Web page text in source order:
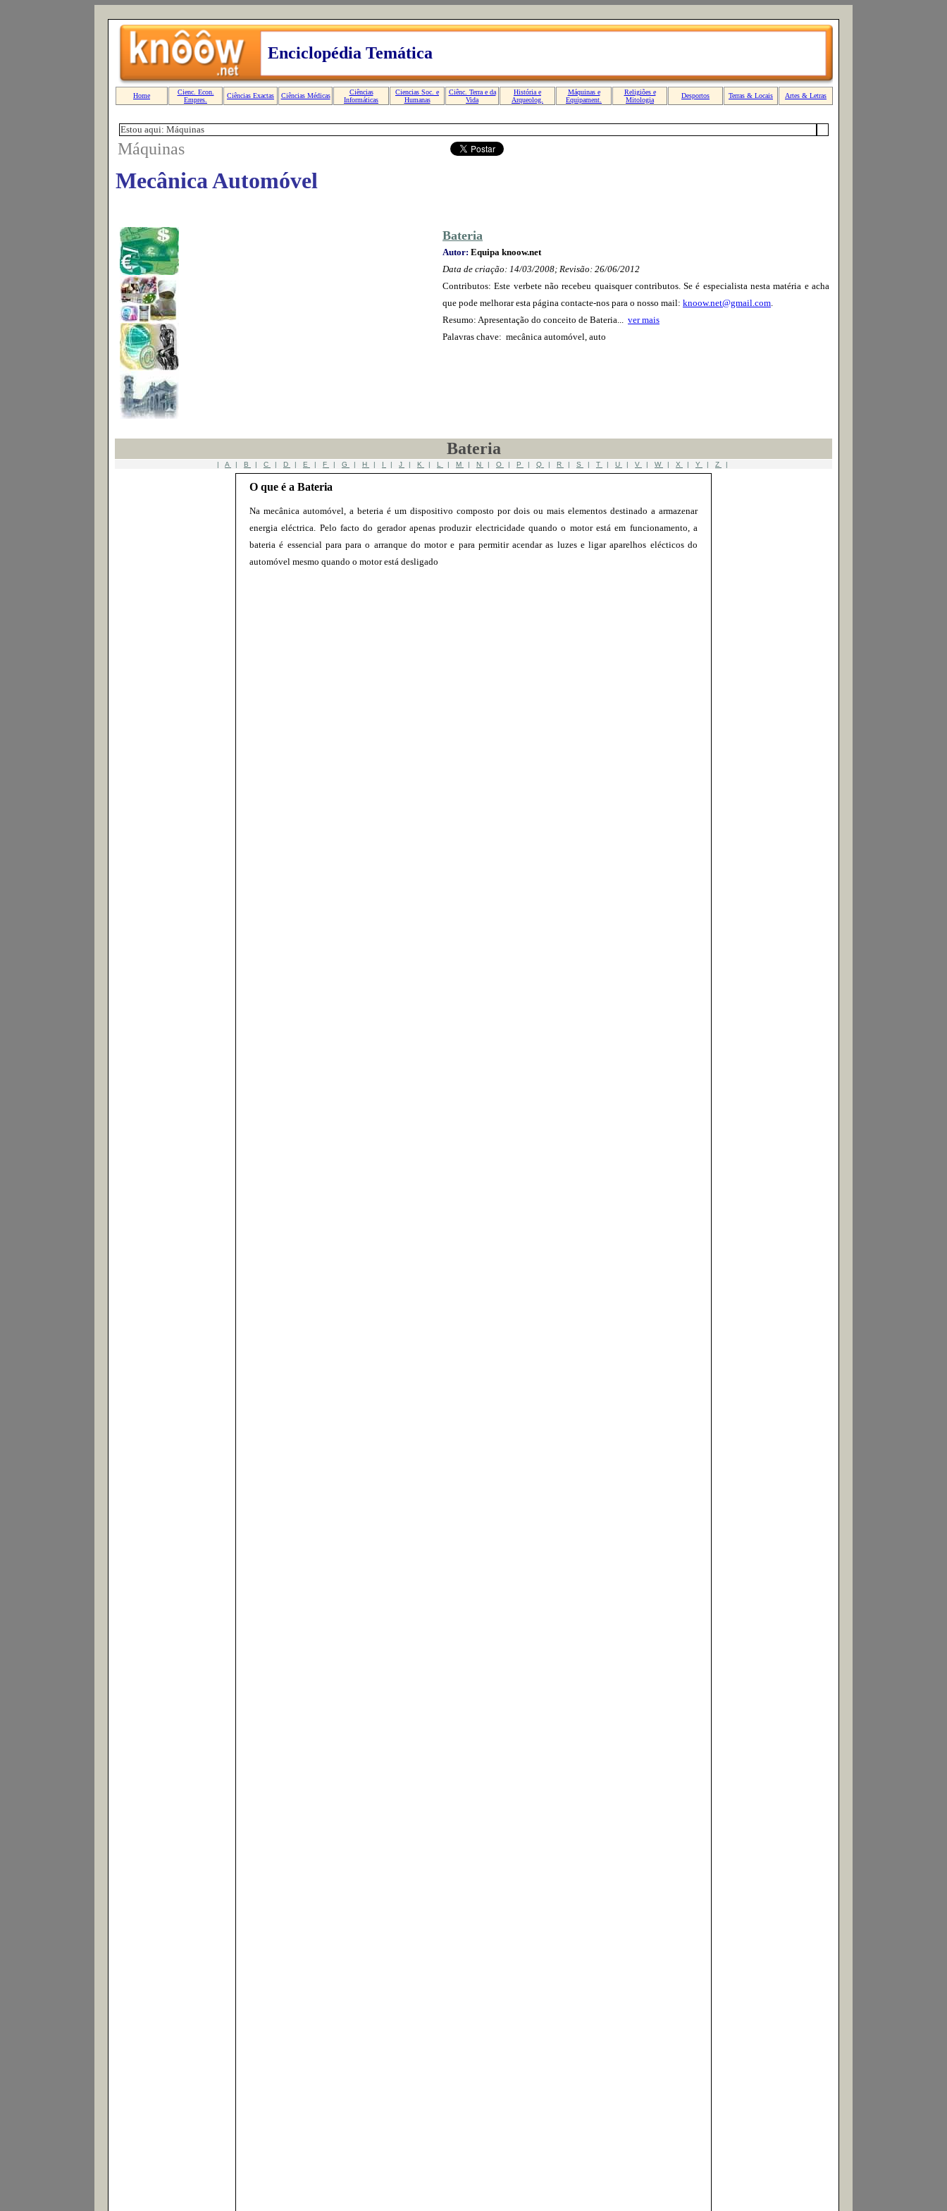
Estou aqui: Máquinas
Máquinas
Mecânica Automóvel
Bateria
Autor: Equipa knoow.net
Data de criação: 14/03/2008; Revisão: 26/06/2012
Contributos: Este verbete não recebeu quaisquer contributos. Se é especialista nesta matéria e acha
que pode melhorar esta página contacte-nos para o nosso mail: knoow.net@gmail.com.
Resumo: Apresentação do conceito de Bateria... ver mais
Palavras chave: mecânica automóvel, auto
Bateria
| A | B | C | D | E | F | G | H | I | J | K | L | M | N | O | P | Q | R | S | T | U | V | W | X | Y | Z |
O que é a Bateria
Na mecânica automóvel, a beteria é um dispositivo composto por dois ou mais elementos destinado a armazenar
energia eléctrica. Pelo facto do gerador apenas produzir electricidade quando o motor está em funcionamento, a
bateria é essencial para para o arranque do motor e para permitir acendar as luzes e ligar aparelhos elécticos do
automóvel mesmo quando o motor está desligado